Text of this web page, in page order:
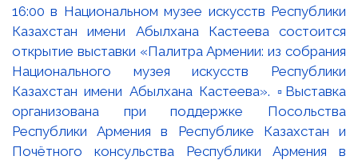
16:00 в Национальном музее искусств Республики
Казахстан имени Абылхана Кастеева состоится
открытие выставки «Палитра Армении: из собрания
Национального музея искусств Республики
Казахстан имени Абылхана Кастеева». ▫️Выставка
организована при поддержке Посольства
Республики Армения в Республике Казахстан и
Почётного консульства Республики Армения в